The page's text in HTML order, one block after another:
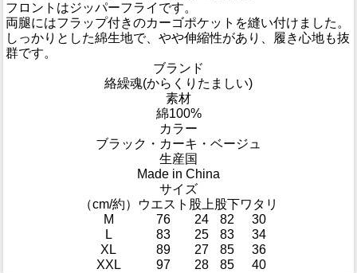
フロントはジッパーフライです。
両腿にはフラップ付きのカーゴポケットを縫い付けました。
しっかりとした綿生地で、やや伸縮性があり、履き心地も抜
群です。
ブランド
絡繰魂(からくりたましい)
素材
綿100%
カラー
ブラック・カーキ・ベージュ
生産国
Made in China
サイズ
（cm/約）
ウエスト 股上股下 ワタリ
M
76 24 82
30
L
83 25 83
34
XL
89 27 85
36
XXL
97 28 85 40